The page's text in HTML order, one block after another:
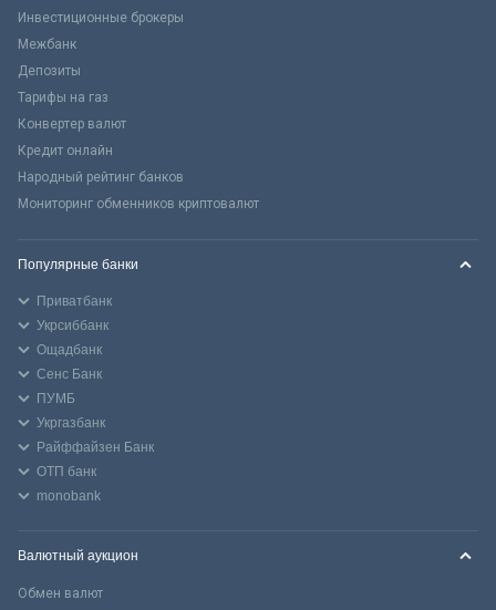
Инвестиционные брокеры
Межбанк
Депозиты
Тарифы на газ
Конвертер валют
Кредит онлайн
Народный рейтинг банков
Мониторинг обменников криптовалют
Популярные банки
Приватбанк
Укрсиббанк
Ощадбанк
Сенс Банк
ПУМБ
Укргазбанк
Райффайзен Банк
ОТП банк
monobank
Валютный аукцион
Обмен валют